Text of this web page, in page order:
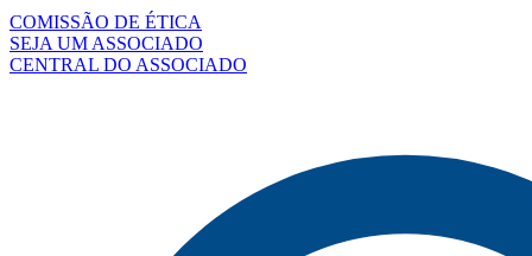
COMISSÃO DE ÉTICA
SEJA UM ASSOCIADO
CENTRAL DO ASSOCIADO